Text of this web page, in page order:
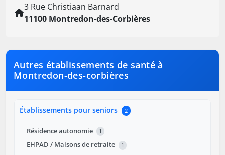
3 Rue Christiaan Barnard
11100 Montredon-des-Corbières
Autres établissements de santé à
Montredon-des-corbières
Établissements pour seniors 2
Résidence autonomie 1
EHPAD / Maisons de retraite 1